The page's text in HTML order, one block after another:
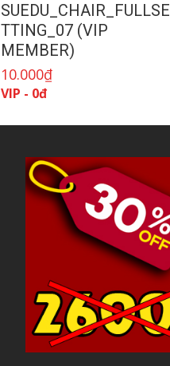
SUEDU_CHAIR_FULLSE
TTING_07 (VIP
MEMBER)
10.000₫
VIP - 0đ